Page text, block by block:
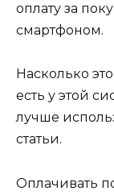
оплату за
смартфоном.
Насколько
есть у этой
лучше
статьи.
Оплачивать